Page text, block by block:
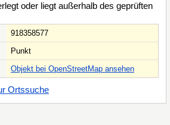
oder liegt außerhalb des geprüften
918358577
Punkt
Objekt bei OpenStreetMap ansehen
Ortssuche